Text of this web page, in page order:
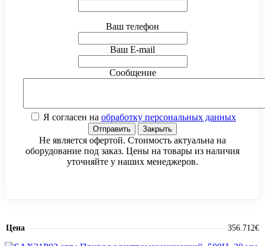
Ваш телефон
Ваш E-mail
Сообщение
Я согласен на обработку персональных данных
Отправить Закрыть
Не является офертой. Стоимость актуальна на
оборудование под заказ. Цены на товары из наличия
уточняйте у наших менеджеров.
Цена 356.712€